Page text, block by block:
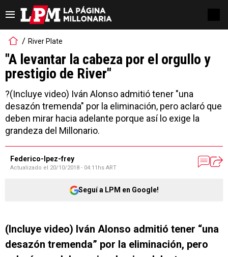
River Plate
"A levantar la cabeza por el orgullo y
prestigio de River"
?(Incluye video) Iván Alonso admitió tener "una
desazón tremenda" por la eliminación, pero aclaró que
deben mirar hacia adelante porque así lo exige la
grandeza del Millonario.
Federico-lpez-frey
Actualizado el 20/10/2018 - 04:11hs ART
Seguí a LPM en Google!
(Incluye video) Iván Alonso admitió tener “una
desazón tremenda” por la eliminación, pero